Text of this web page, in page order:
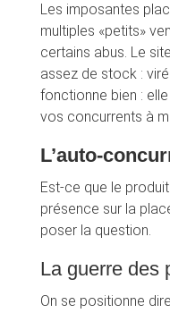
Les imposantes
multiples «petits»
certains abus. Le
assez de stock :
fonctionne bien :
vos concurrents à
L’auto-
Est-ce que le
présence sur la
poser la question.
La guerre des
On se positionne